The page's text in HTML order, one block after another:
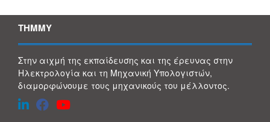
ΤΗΜΜΥ
Στην αιχμή της εκπαίδευσης και της έρευνας στην
Ηλεκτρολογία και τη Μηχανική Υπολογιστών,
διαμορφώνουμε τους μηχανικούς του μέλλοντος.